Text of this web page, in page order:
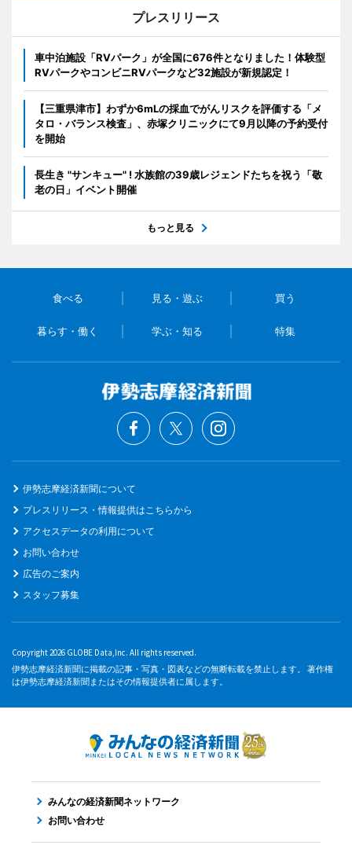
プレスリリース
車中泊施設「RVパーク」が全国に676件となりました！体験型
RVパークやコンビニRVパークなど32施設が新規認定！
【三重県津市】わずか6mLの採血でがんリスクを評価する「メ
タロ・バランス検査」、赤塚クリニックにて9月以降の予約受付
を開始
長生き "サンキュー" ! 水族館の39歳レジェンドたちを祝う「敬
老の日」イベント開催
もっと見る
食べる 見る・遊ぶ 買う
暮らす・働く 学ぶ・知る 特集
伊勢志摩経済新聞について
プレスリリース・情報提供はこちらから
アクセスデータの利用について
お問い合わせ
広告のご案内
スタッフ募集
Copyright 2026 GLOBE Data,Inc. All rights reserved.
伊勢志摩経済新聞に掲載の記事・写真・図表などの無断転載を禁止します。 著作権
は伊勢志摩経済新聞またはその情報提供者に属します。
みんなの経済新聞ネットワーク
お問い合わせ